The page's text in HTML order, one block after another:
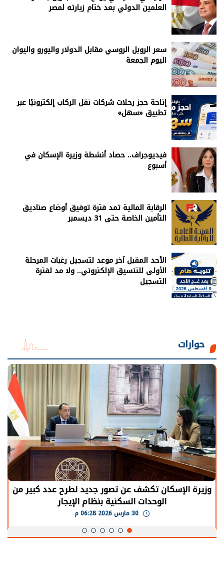
العلمين الدولي بعد ختام زيارته لمصر
سعر الروبل الروسي مقابل الدولار واليورو واليوان
اليوم الجمعة
إتاحة حجز رحلات شركات نقل الركاب إلكترونيًا عبر
تطبيق «سهل»
فيديوجراف.. حصاد أنشطة وزيرة الإسكان في
أسبوع
الرقابة المالية تمد فترة توفيق أوضاع صناديق
التأمين الخاصة حتى 31 ديسمبر
الأحد المقبل آخر موعد لتسجيل رغبات المرحلة
الأولى للتنسيق الإلكتروني.. ولا مد لفترة
التسجيل
حوارات
وزيرة الإسكان تكشف عن تصور جديد لطرح عدد كبير من
الوحدات السكنية بنظام الإيجار